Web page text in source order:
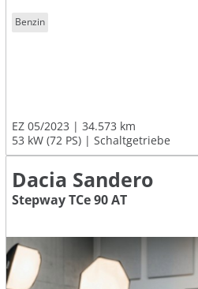
Benzin
EZ 05/2023
34.573 km
53 kW (72 PS)
Schaltgetriebe
Dacia Sandero
Stepway TCe 90 AT